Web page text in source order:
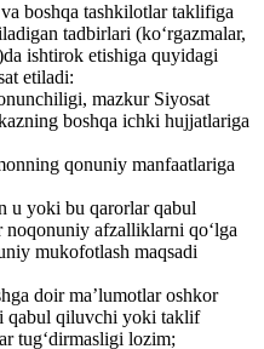
boshqa tashkilotlar taklifiga
tadbirlari (ko‘rgazmalar,
ishtirok etishiga quyidagi
etiladi:
mazkur Siyosat
boshqa ichki hujjatlariga
qonuniy manfaatlariga
u yoki bu qarorlar qabul
afzalliklarni qo‘lga
mukofotlash maqsadi
doir ma’lumotlar oshkor
qabul qiluvchi yoki taklif
tug‘dirmasligi lozim;